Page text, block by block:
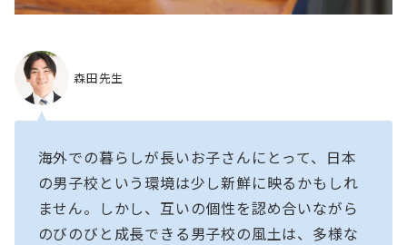
森田先生
海外での暮らしが長いお子さんにとって、日本
の男子校という環境は少し新鮮に映るかもしれ
ません。しかし、互いの個性を認め合いながら
のびのびと成長できる男子校の風土は、多様な